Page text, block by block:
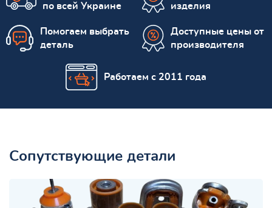
по всей Украине
изделия
Помогаем выбрать
деталь
Доступные цены от
производителя
Работаем с 2011 года
Сопутствующие детали